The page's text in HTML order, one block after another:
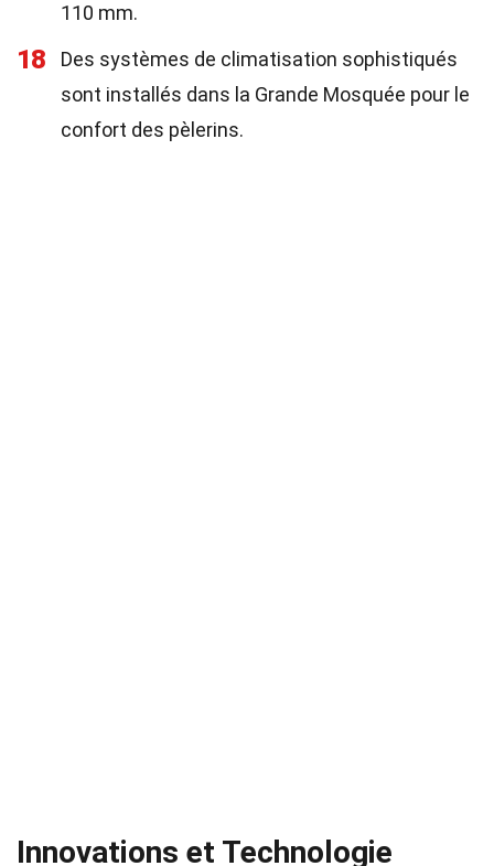
110 mm.
18
Des systèmes de climatisation sophistiqués
sont installés dans la Grande Mosquée pour le
confort des pèlerins.
Innovations et Technologie